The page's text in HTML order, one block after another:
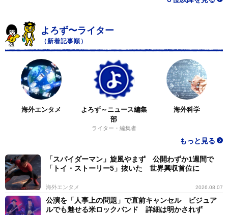
よろず〜ライター
（新着記事順）
海外エンタメ
よろず～ニュース編集
部
ライター・編集者
海外科学
もっと見る
「スパイダーマン」旋風やまず 公開わずか1週間で
「トイ・ストーリー5」抜いた 世界興収首位に
海外エンタメ 2026.08.07
公演を「人事上の問題」で直前キャンセル ビジュア
ルでも魅せる米ロックバンド 詳細は明かされず